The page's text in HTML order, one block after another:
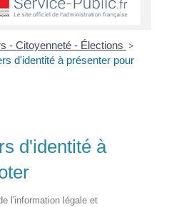
- Citoyenneté - Élections >
d'identité à présenter pour
d'identité à
l'information légale et